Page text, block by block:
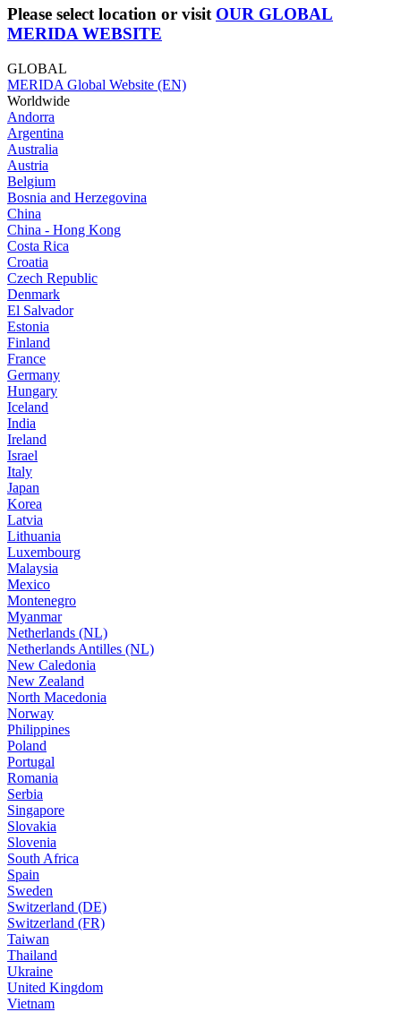
Please select location or visit OUR GLOBAL
MERIDA WEBSITE
GLOBAL
MERIDA Global Website (EN)
Worldwide
Andorra
Argentina
Australia
Austria
Belgium
Bosnia and Herzegovina
China
China - Hong Kong
Costa Rica
Croatia
Czech Republic
Denmark
El Salvador
Estonia
Finland
France
Germany
Hungary
Iceland
India
Ireland
Israel
Italy
Japan
Korea
Latvia
Lithuania
Luxembourg
Malaysia
Mexico
Montenegro
Myanmar
Netherlands (NL)
Netherlands Antilles (NL)
New Caledonia
New Zealand
North Macedonia
Norway
Philippines
Poland
Portugal
Romania
Serbia
Singapore
Slovakia
Slovenia
South Africa
Spain
Sweden
Switzerland (DE)
Switzerland (FR)
Taiwan
Thailand
Ukraine
United Kingdom
Vietnam